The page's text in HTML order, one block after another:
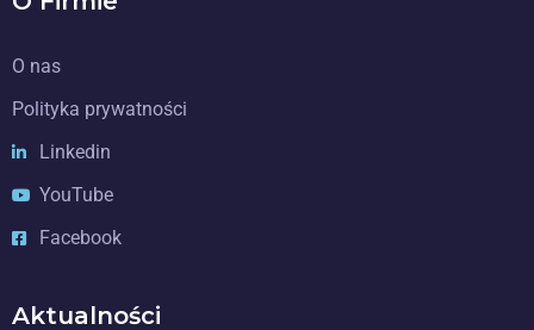
O nas
Polityka prywatności
Linkedin
YouTube
Facebook
Aktualności